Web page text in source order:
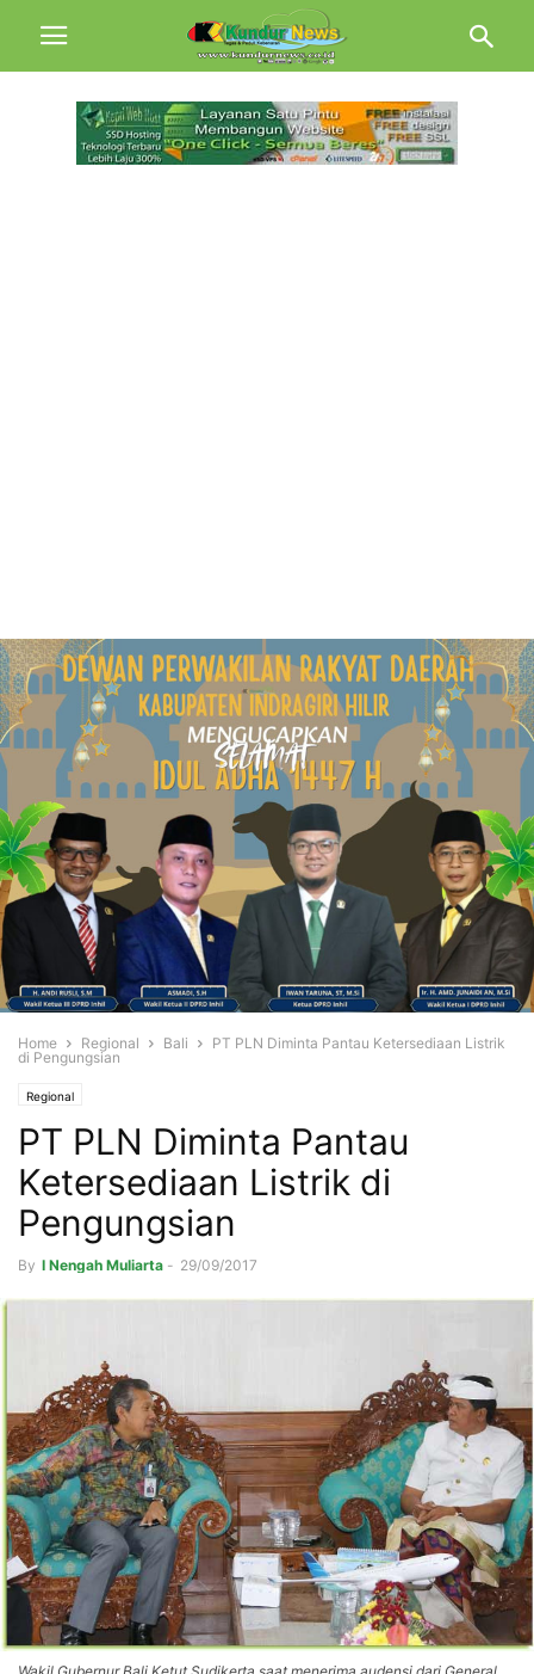
Home Regional Bali
PT PLN Diminta Pantau Ketersediaan Listrik
di Pengungsian
Regional
PT PLN Diminta Pantau
Ketersediaan Listrik di
Pengungsian
By I Nengah Muliarta - 29/09/2017